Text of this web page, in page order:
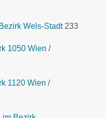
Wels-Stadt 233
1050 Wien /
1120 Wien /